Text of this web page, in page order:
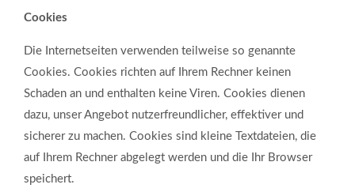
Cookies
Die Internetseiten verwenden teilweise so genannte
Cookies. Cookies richten auf Ihrem Rechner keinen
Schaden an und enthalten keine Viren. Cookies dienen
dazu, unser Angebot nutzerfreundlicher, effektiver und
sicherer zu machen. Cookies sind kleine Textdateien, die
auf Ihrem Rechner abgelegt werden und die Ihr Browser
speichert.